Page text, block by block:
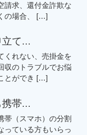
請求、還付金詐欺な
の場合、 […]
て...
くれない、売掛金を
収のトラブルでお悩
とができ […]
帯...
帯（スマホ）の分割
っている方もいらっ